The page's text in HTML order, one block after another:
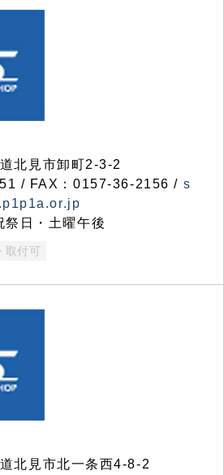
北見市卸町2-3-2
/ FAX：0157-36-2156 / s
祭日・土曜午後
取付可
北見市北一条西4-8-2